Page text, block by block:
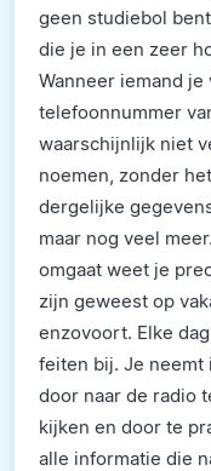
geen studiebol
die je in een zeer
Wanneer iemand
telefoonnummer
waarschijnlijk niet
noemen, zonder
dergelijke
maar nog veel
omgaat weet je
zijn geweest op
enzovoort. Elke
feiten bij. Je neemt
door naar de radio
kijken en door te
alle informatie die